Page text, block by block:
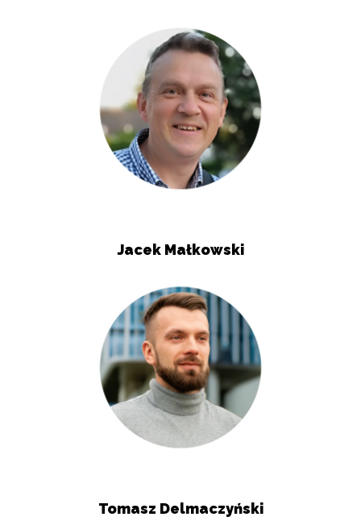
Jacek Małkowski
Tomasz Delmaczyński